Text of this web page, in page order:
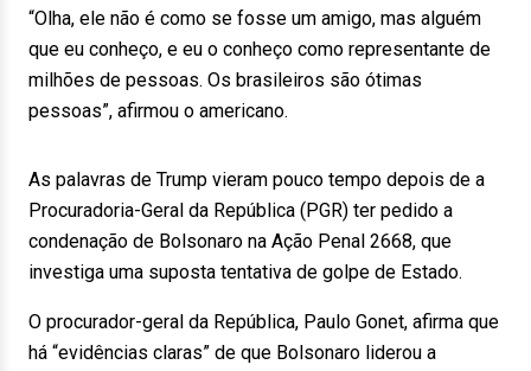
“Olha, ele não é como se fosse um amigo, mas alguém
que eu conheço, e eu o conheço como representante de
milhões de pessoas. Os brasileiros são ótimas
pessoas”, afirmou o americano.
As palavras de Trump vieram pouco tempo depois de a
Procuradoria-Geral da República (PGR) ter pedido a
condenação de Bolsonaro na Ação Penal 2668, que
investiga uma suposta tentativa de golpe de Estado.
O procurador-geral da República, Paulo Gonet, afirma que
há “evidências claras” de que Bolsonaro liderou a